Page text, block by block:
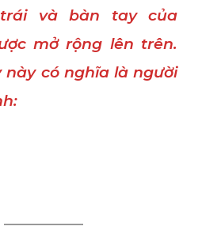
và bàn tay của
mở rộng lên trên.
này có nghĩa là người